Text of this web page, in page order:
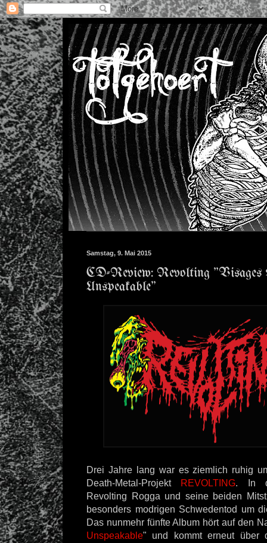
Samstag, 9. Mai 2015
CD-Review: Revolting "Visages
Unspeakable"
Drei Jahre lang war es ziemlich ruhig
Death-Metal-Projekt REVOLTING. In
Revolting Rogga und seine beiden
besonders modrigen Schwedentod um
Das nunmehr fünfte Album hört auf den
Unspeakable" und kommt erneut über